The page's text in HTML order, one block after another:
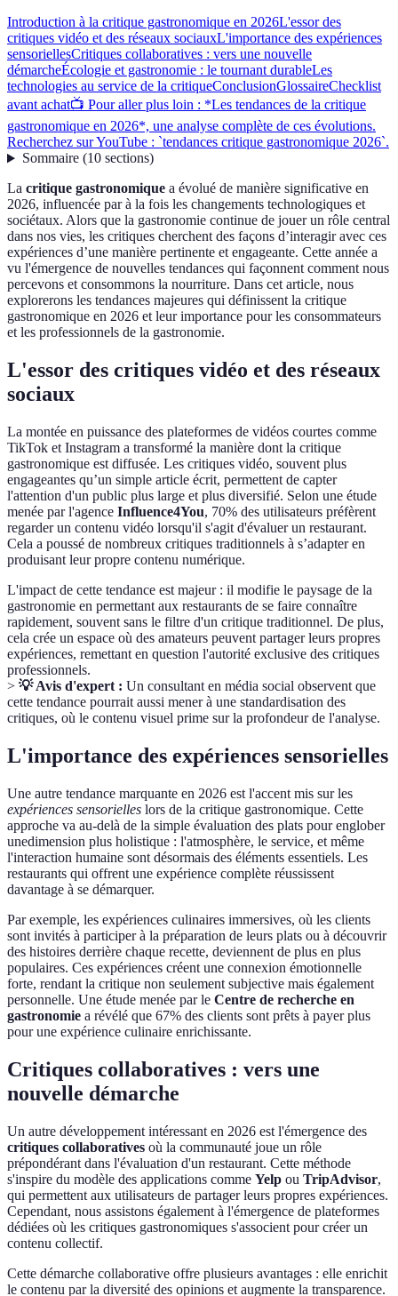
Introduction à la critique gastronomique en 2026L'essor des
critiques vidéo et des réseaux sociauxL'importance des expériences
sensoriellesCritiques collaboratives : vers une nouvelle
démarcheÉcologie et gastronomie : le tournant durableLes
technologies au service de la critiqueConclusionGlossaireChecklist
avant achat📺 Pour aller plus loin : *Les tendances de la critique
gastronomique en 2026*, une analyse complète de ces évolutions.
Recherchez sur YouTube : `tendances critique gastronomique 2026`.
Sommaire(10 sections)
La critique gastronomique a évolué de manière significative en
2026, influencée par à la fois les changements technologiques et
sociétaux. Alors que la gastronomie continue de jouer un rôle central
dans nos vies, les critiques cherchent des façons d’interagir avec ces
expériences d’une manière pertinente et engageante. Cette année a
vu l'émergence de nouvelles tendances qui façonnent comment nous
percevons et consommons la nourriture. Dans cet article, nous
explorerons les tendances majeures qui définissent la critique
gastronomique en 2026 et leur importance pour les consommateurs
et les professionnels de la gastronomie.
L'essor des critiques vidéo et des réseaux
sociaux
La montée en puissance des plateformes de vidéos courtes comme
TikTok et Instagram a transformé la manière dont la critique
gastronomique est diffusée. Les critiques vidéo, souvent plus
engageantes qu’un simple article écrit, permettent de capter
l'attention d'un public plus large et plus diversifié. Selon une étude
menée par l'agence Influence4You, 70% des utilisateurs préfèrent
regarder un contenu vidéo lorsqu'il s'agit d'évaluer un restaurant.
Cela a poussé de nombreux critiques traditionnels à s’adapter en
produisant leur propre contenu numérique.
L'impact de cette tendance est majeur : il modifie le paysage de la
gastronomie en permettant aux restaurants de se faire connaître
rapidement, souvent sans le filtre d'un critique traditionnel. De plus,
cela crée un espace où des amateurs peuvent partager leurs propres
expériences, remettant en question l'autorité exclusive des critiques
professionnels.
> 💡 Avis d'expert : Un consultant en média social observent que
cette tendance pourrait aussi mener à une standardisation des
critiques, où le contenu visuel prime sur la profondeur de l'analyse.
L'importance des expériences sensorielles
Une autre tendance marquante en 2026 est l'accent mis sur les
expériences sensorielles lors de la critique gastronomique. Cette
approche va au-delà de la simple évaluation des plats pour englober
unedimension plus holistique : l'atmosphère, le service, et même
l'interaction humaine sont désormais des éléments essentiels. Les
restaurants qui offrent une expérience complète réussissent
davantage à se démarquer.
Par exemple, les expériences culinaires immersives, où les clients
sont invités à participer à la préparation de leurs plats ou à découvrir
des histoires derrière chaque recette, deviennent de plus en plus
populaires. Ces expériences créent une connexion émotionnelle
forte, rendant la critique non seulement subjective mais également
personnelle. Une étude menée par le Centre de recherche en
gastronomie a révélé que 67% des clients sont prêts à payer plus
pour une expérience culinaire enrichissante.
Critiques collaboratives : vers une
nouvelle démarche
Un autre développement intéressant en 2026 est l'émergence des
critiques collaboratives où la communauté joue un rôle
prépondérant dans l'évaluation d'un restaurant. Cette méthode
s'inspire du modèle des applications comme Yelp ou TripAdvisor,
qui permettent aux utilisateurs de partager leurs propres expériences.
Cependant, nous assistons également à l'émergence de plateformes
dédiées où les critiques gastronomiques s'associent pour créer un
contenu collectif.
Cette démarche collaborative offre plusieurs avantages : elle enrichit
le contenu par la diversité des opinions et augmente la transparence.